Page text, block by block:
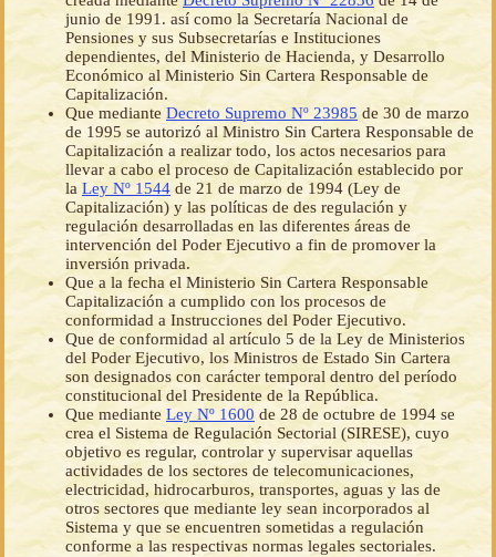
junio de 1991. así como la Secretaría Nacional de
Pensiones y sus Subsecretarías e Instituciones
dependientes, del Ministerio de Hacienda, y Desarrollo
Económico al Ministerio Sin Cartera Responsable de
Capitalización.
Que mediante Decreto Supremo Nº 23985 de 30 de marzo
de 1995 se autorizó al Ministro Sin Cartera Responsable de
Capitalización a realizar todo, los actos necesarios para
llevar a cabo el proceso de Capitalización establecido por
la Ley Nº 1544 de 21 de marzo de 1994 (Ley de
Capitalización) y las políticas de des regulación y
regulación desarrolladas en las diferentes áreas de
intervención del Poder Ejecutivo a fin de promover la
inversión privada.
Que a la fecha el Ministerio Sin Cartera Responsable
Capitalización a cumplido con los procesos de
conformidad a Instrucciones del Poder Ejecutivo.
Que de conformidad al artículo 5 de la Ley de Ministerios
del Poder Ejecutivo, los Ministros de Estado Sin Cartera
son designados con carácter temporal dentro del período
constitucional del Presidente de la República.
Que mediante Ley Nº 1600 de 28 de octubre de 1994 se
crea el Sistema de Regulación Sectorial (SIRESE), cuyo
objetivo es regular, controlar y supervisar aquellas
actividades de los sectores de telecomunicaciones,
electricidad, hidrocarburos, transportes, aguas y las de
otros sectores que mediante ley sean incorporados al
Sistema y que se encuentren sometidas a regulación
conforme a las respectivas normas legales sectoriales.